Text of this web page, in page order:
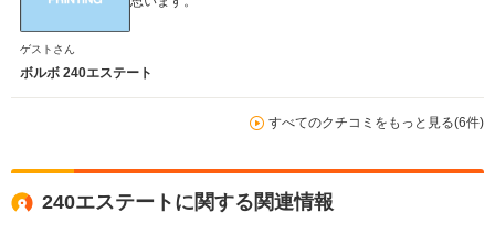
ゲストさん
ボルボ 240エステート
すべてのクチコミをもっと見る(6件)
240エステートに関する関連情報